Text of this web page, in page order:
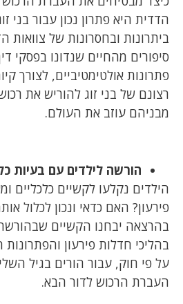
הדדית היא פתרון נכון עבור בני
ביתרונות ובחסרונות של צוואות
סיפורים מהחיים שנדונו בפסקי
פתרונות אולטימטיביים, לצורך
רצונם של בני זוג להוריש את
מבניהם עוזב את העולם.
הורשה לילדים עם בעיות
הילדים נקלעו לקשיים כלכליים
פירעון? האם כדאי ונכון לכלול
בהרצאה יבחנו הקשיים
בהליכי חדלות פירעון
על פי חוק, עבור הורים בגיל
העברת הרכוש לדור הבא.